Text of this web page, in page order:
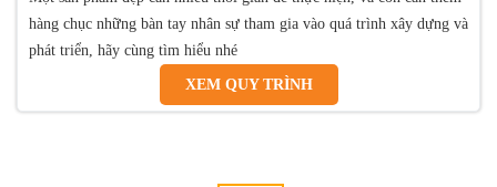
hàng chục những bàn tay nhân sự tham gia vào quá trình xây dựng và
phát triển, hãy cùng tìm hiểu nhé
XEM QUY TRÌNH